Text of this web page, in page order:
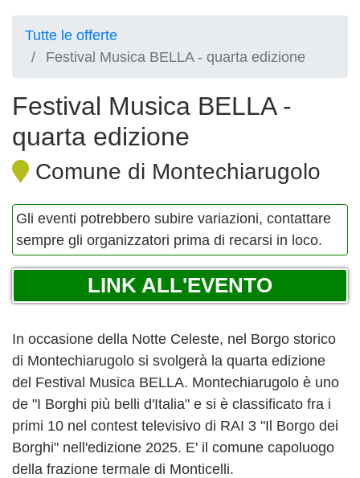
Tutte le offerte
Festival Musica BELLA - quarta edizione
Festival Musica BELLA -
quarta edizione
Comune di Montechiarugolo
Gli eventi potrebbero subire variazioni, contattare
sempre gli organizzatori prima di recarsi in loco.
LINK ALL'EVENTO
In occasione della Notte Celeste, nel Borgo storico
di Montechiarugolo si svolgerà la quarta edizione
del Festival Musica BELLA. Montechiarugolo è uno
de "I Borghi più belli d'Italia" e si è classificato fra i
primi 10 nel contest televisivo di RAI 3 "Il Borgo dei
Borghi" nell'edizione 2025. E' il comune capoluogo
della frazione termale di Monticelli.